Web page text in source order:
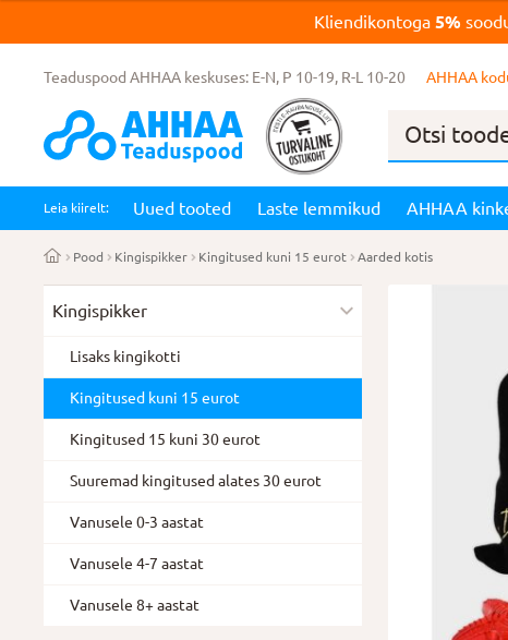
Kliendikontoga5%
Teaduspood AHHAA keskuses: E-N, P 10-19, R-L 10-20 AHHAA
Products
Leia kiirelt: Uued tooted Laste lemmikud AHHAA
Pood Kingispikker Kingitused kuni 15 eurot Aarded kotis
Kingispikker
Lisaks kingikotti
Kingitused kuni 15 eurot
Kingitused 15 kuni 30 eurot
Suuremad kingitused alates 30 eurot
Vanusele 0-3 aastat
Vanusele 4-7 aastat
Vanusele 8+ aastat